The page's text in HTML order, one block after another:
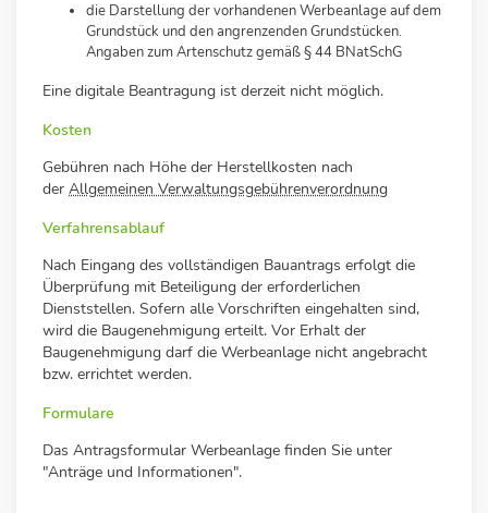
die Darstellung der vorhandenen Werbeanlage auf dem
Grundstück und den angrenzenden Grundstücken.
Angaben zum Artenschutz gemäß § 44 BNatSchG
Eine digitale Beantragung ist derzeit nicht möglich.
Kosten
Gebühren nach Höhe der Herstellkosten nach
der Allgemeinen Verwaltungsgebührenverordnung
Verfahrensablauf
Nach Eingang des vollständigen Bauantrags erfolgt die
Überprüfung mit Beteiligung der erforderlichen
Dienststellen. Sofern alle Vorschriften eingehalten sind,
wird die Baugenehmigung erteilt. Vor Erhalt der
Baugenehmigung darf die Werbeanlage nicht angebracht
bzw. errichtet werden.
Formulare
Das Antragsformular Werbeanlage finden Sie unter
"Anträge und Informationen".